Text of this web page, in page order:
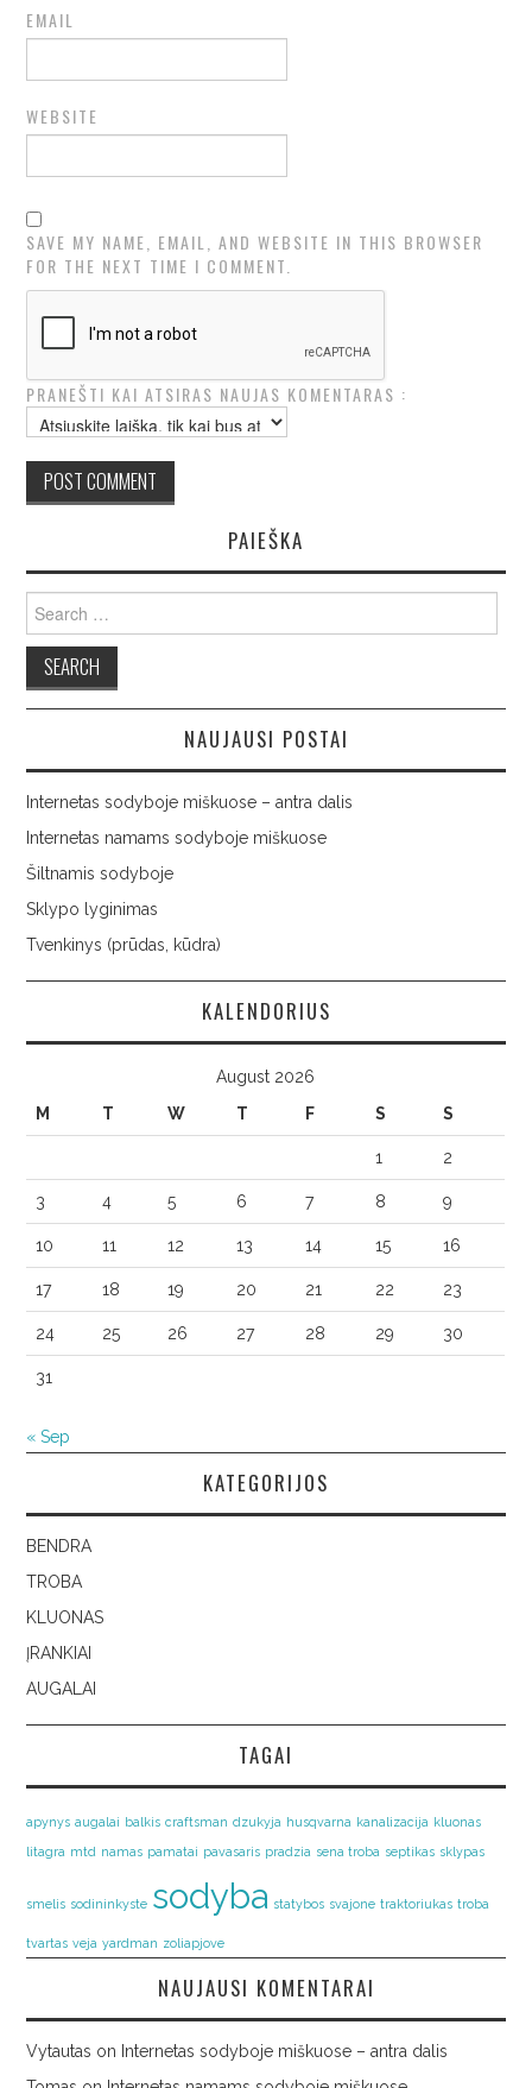
EMAIL
WEBSITE
SAVE MY NAME, EMAIL, AND WEBSITE IN THIS BROWSER
FOR THE NEXT TIME I COMMENT.
PRANEŠTI KAI ATSIRAS NAUJAS KOMENTARAS :
PAIEŠKA
for:
NAUJAUSI POSTAI
Internetas sodyboje miškuose – antra dalis
Internetas namams sodyboje miškuose
Šiltnamis sodyboje
Sklypo lyginimas
Tvenkinys (prūdas, kūdra)
KALENDORIUS
August 2026
M
T W T F S S
1 2
3 4 5 6 7 8 9
10 11 12 13 14 15 16
17 18 19 20 21 22 23
24 25 26 27 28 29 30
31
« Sep
KATEGORIJOS
BENDRA
TROBA
KLUONAS
ĮRANKIAI
AUGALAI
TAGAI
apynys augalai balkis craftsman dzukyja husqvarna kanalizacija kluonas
litagra mtd namas pamatai pavasaris pradzia sena troba septikas sklypas
smelis sodininkyste sodyba statybos svajone traktoriukas troba
tvartas veja yardman zoliapjove
NAUJAUSI KOMENTARAI
Vytautas on Internetas sodyboje miškuose – antra dalis